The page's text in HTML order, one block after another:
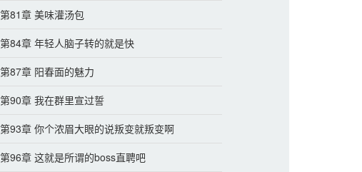
第81章 美味灌汤包
第84章 年轻人脑子转的就是快
第87章 阳春面的魅力
第90章 我在群里宣过誓
第93章 你个浓眉大眼的说叛变就叛变啊
第96章 这就是所谓的boss直聘吧